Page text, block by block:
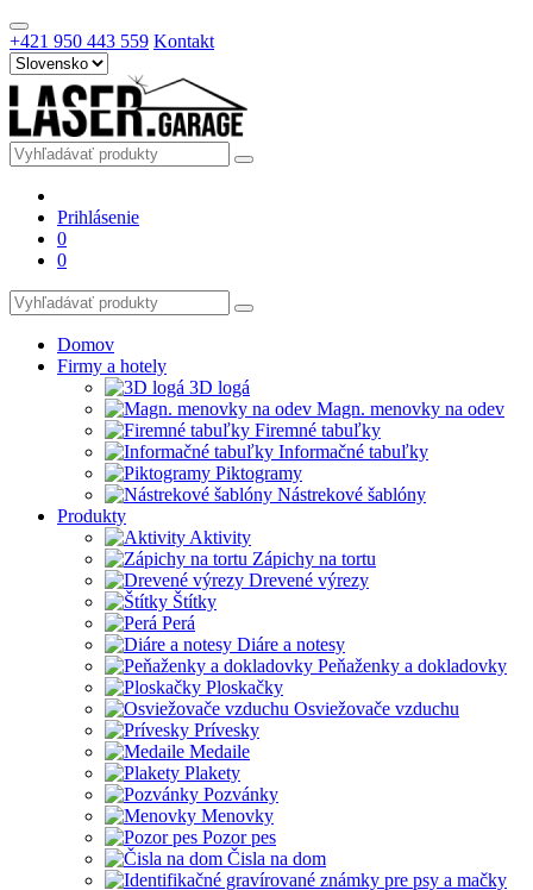
+421 950 443 559 Kontakt
Prihlásenie
0
0
Domov
Firmy a hotely
3D logá
Magn. menovky na odev
Firemné tabuľky
Informačné tabuľky
Piktogramy
Nástrekové šablóny
Produkty
Aktivity
Zápichy na tortu
Drevené výrezy
Štítky
Perá
Diáre a notesy
Peňaženky a dokladovky
Ploskačky
Osviežovače vzduchu
Prívesky
Medaile
Plakety
Pozvánky
Menovky
Pozor pes
Čisla na dom